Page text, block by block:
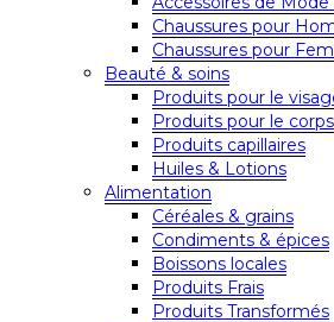
Chaussures pour
Chaussures pour
Beauté & soins
Produits pour le
Produits pour le corps
Produits capillaires
Huiles & Lotions
Alimentation
Céréales & grains
Condiments & épices
Boissons locales
Produits Frais
Produits Transformés